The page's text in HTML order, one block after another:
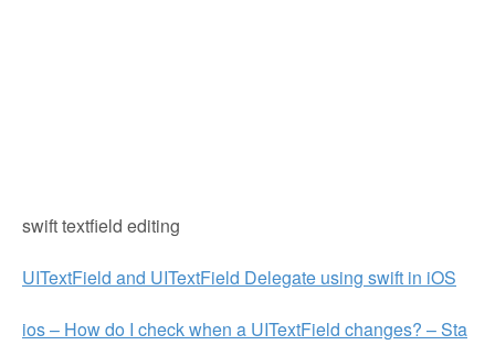
swift textfield editing
UITextField and UITextField Delegate using swift in iOS
ios – How do I check when a UITextField changes? – Sta